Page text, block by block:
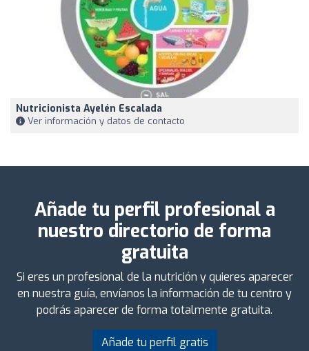
Nutricionista Ayelén Escalada
Ver información y datos de contacto
Añade tu perfil profesional a
nuestro directorio de forma
gratuita
Si eres un profesional de la nutrición y quieres aparecer
en nuestra guía, envíanos la información de tu centro y
podrás aparecer de forma totalmente gratuita.
Añade tu perfil gratis